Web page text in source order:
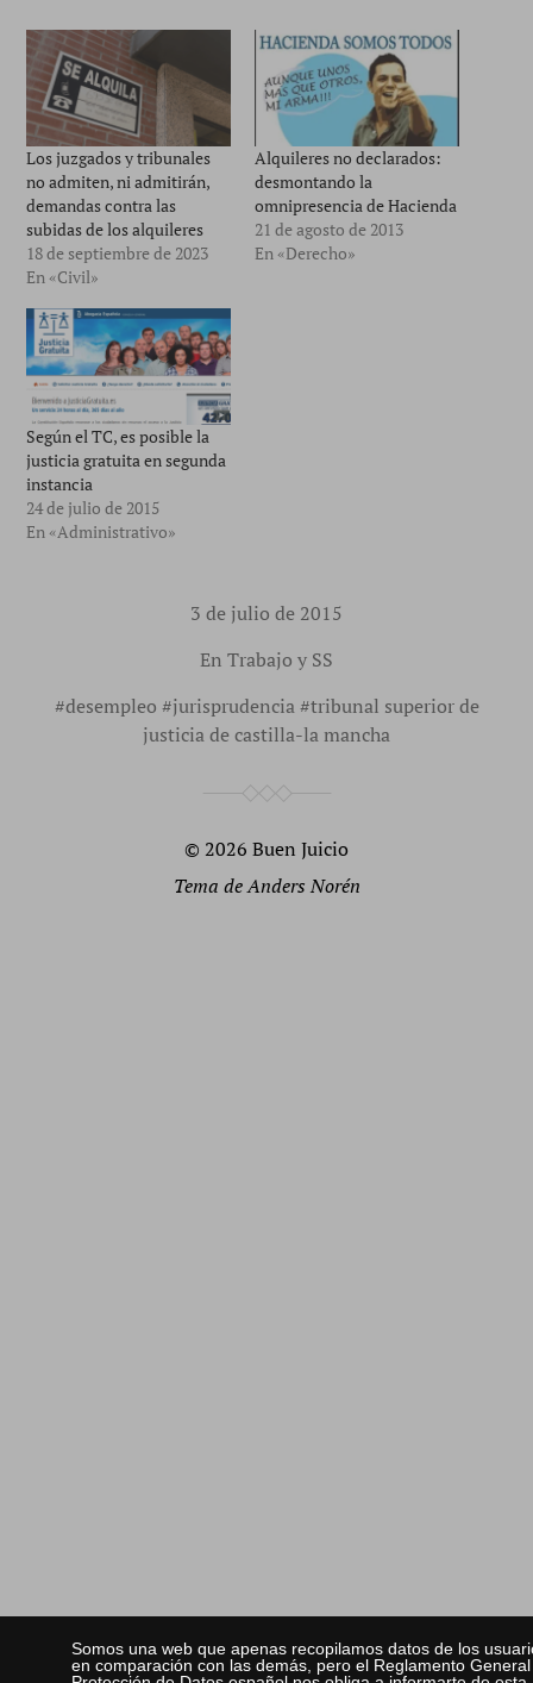
Los juzgados y tribunales
no admiten, ni admitirán,
demandas contra las
subidas de los alquileres
18 de septiembre de 2023
En «Civil»
Alquileres no declarados:
desmontando la
omnipresencia de Hacienda
21 de agosto de 2013
En «Derecho»
Según el TC, es posible la
justicia gratuita en segunda
instancia
24 de julio de 2015
En «Administrativo»
3 de julio de 2015
En Trabajo y SS
#desempleo #jurisprudencia#tribunal superior de
justicia de castilla-la mancha
© 2026 Buen Juicio
Tema deAnders Norén
Somos una web que apenas recopilamos datos de los
en comparación con las demás, pero el Reglamento